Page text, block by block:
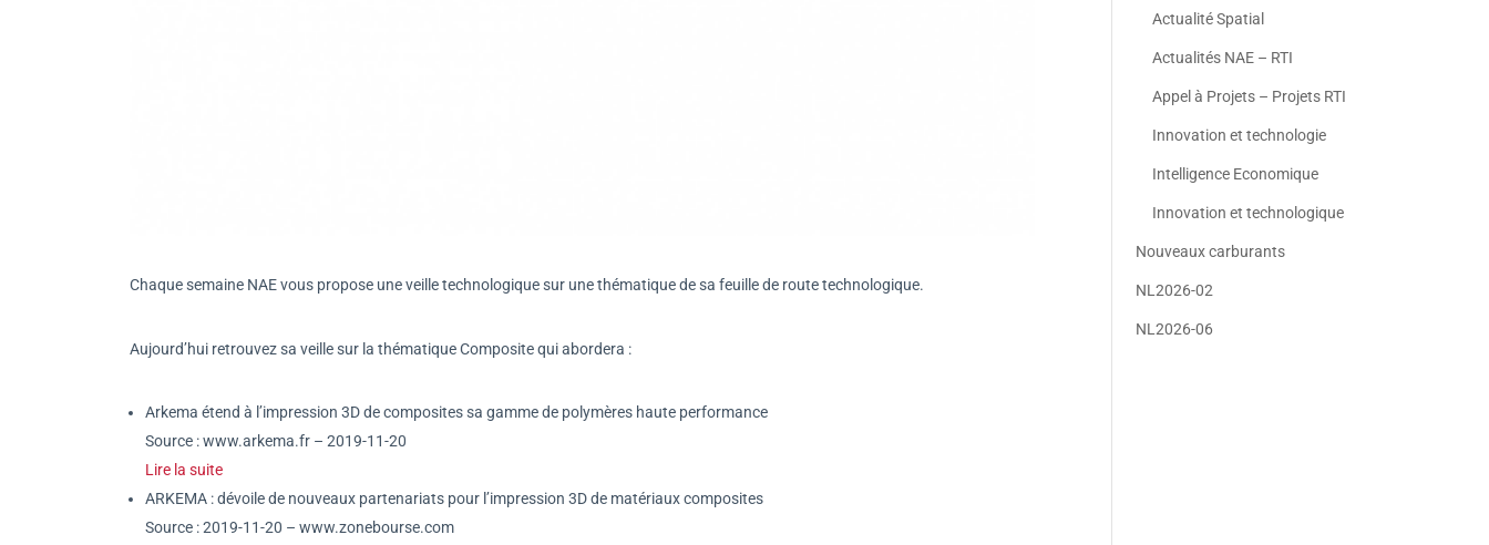
Chaque semaine NAE vous propose une veille technologique sur une thématique de sa feuille de route technologique.
Aujourd’hui retrouvez sa veille sur la thématique Composite qui abordera :
Arkema étend à l’impression 3D de composites sa gamme de polymères haute performance
Source : www.arkema.fr – 2019-11-20
Lire la suite
ARKEMA : dévoile de nouveaux partenariats pour l’impression 3D de matériaux composites
Source : 2019-11-20 – www.zonebourse.com
Actualité Spatial
Actualités NAE – RTI
Appel à Projets – Projets RTI
Innovation et technologie
Intelligence Economique
Innovation et technologique
Nouveaux carburants
NL2026-02
NL2026-06